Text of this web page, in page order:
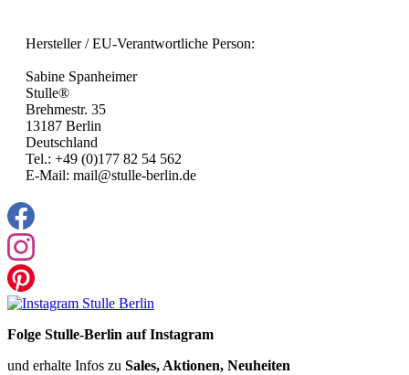
Hersteller / EU-Verantwortliche Person:
Sabine Spanheimer
Stulle®
Brehmestr. 35
13187 Berlin
Deutschland
Tel.: +49 (0)177 82 54 562
E-Mail: mail@stulle-berlin.de
Folge Stulle-Berlin auf Instagram
und erhalte Infos zu Sales, Aktionen, Neuheiten